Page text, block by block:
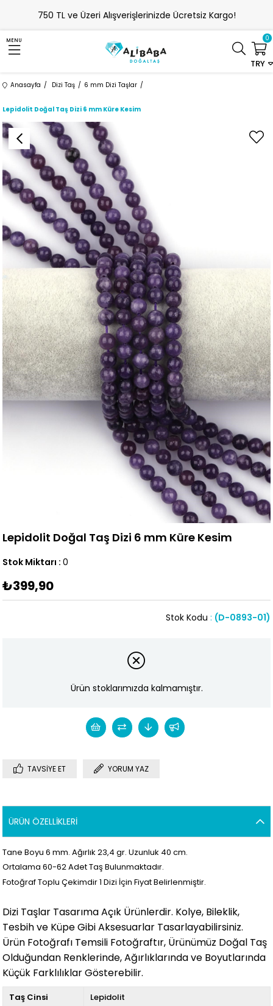
750 TL ve Üzeri Alışverişlerinizde Ücretsiz Kargo!
MENU
TRY
0
Anasayfa Dizi Taş 6 mm Dizi Taşlar
Lepidolit Doğal Taş Dizi 6 mm Küre Kesim
Lepidolit Doğal Taş Dizi 6 mm Küre Kesim
Stok Miktarı : 0
₺399,90
(D-0893-01)
Stok Kodu
Ürün stoklarımızda kalmamıştır.
TAVSIYE ET YORUM YAZ
ÜRÜN ÖZELLIKLERI
Tane Boyu 6 mm. Ağırlık 23,4 gr. Uzunluk 40 cm.
Ortalama 60-62Adet Taş Bulunmaktadır.
Fotoğraf Toplu Çekimdir 1 Dizi İçin Fiyat Belirlenmiştir.
Dizi Taşlar Tasarıma Açık Ürünlerdir. Kolye, Bileklik,
Tesbih ve Küpe Gibi Aksesuarlar Tasarlayabilirsiniz.
Ürün Fotoğrafı Temsili Fotoğraftır, Ürünümüz Doğal Taş
Olduğundan Renklerinde, Ağırlıklarında ve Boyutlarında
Küçük Farklılıklar Gösterebilir.
Taş Cinsi
Lepidolit